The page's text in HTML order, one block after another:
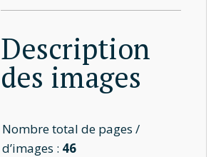
Description
des images
Nombre total de pages /
d’images : 46